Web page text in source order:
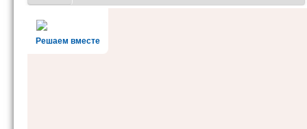
Решаем вместе